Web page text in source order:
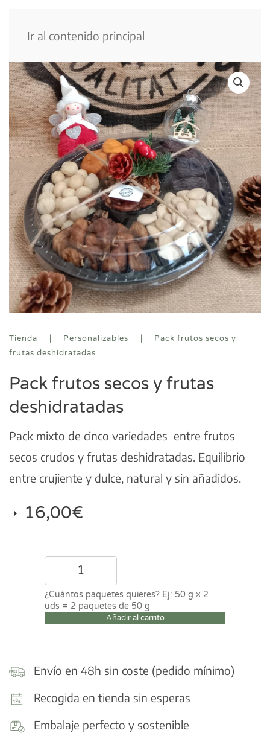
Ir al contenido principal
Tienda Personalizables
Pack frutos secos y
frutas deshidratadas
Pack frutos secos y frutas
deshidratadas
Pack mixto de cinco variedades entre frutos
secos crudos y frutas deshidratadas. Equilibrio
entre crujiente y dulce, natural y sin añadidos.
16,00€
secos
y
frutas
Añadir al carrito
Envío en 48h sin coste (pedido mínimo)
Recogida en tienda sin esperas
Embalaje perfecto y sostenible